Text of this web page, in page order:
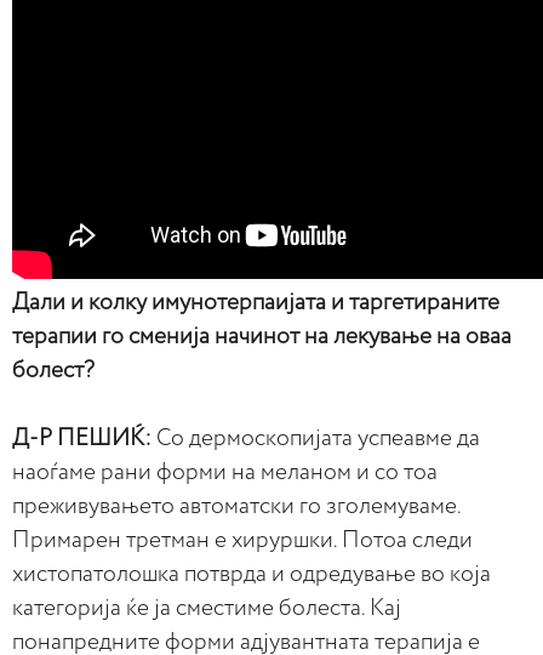
Дали и колку имунотерпаијата и таргетираните
терапии го сменија начинот на лекување на оваа
болест?
Д-Р ПЕШИЌ: Со дермоскопијата успеавме да
наоѓаме рани форми на меланом и со тоа
преживувањето автоматски го зголемуваме.
Примарен третман е хируршки. Потоа следи
хистопатолошка потврда и одредување во која
категорија ќе ја сместиме болеста. Кај
понапредните форми адјувантната терапија е